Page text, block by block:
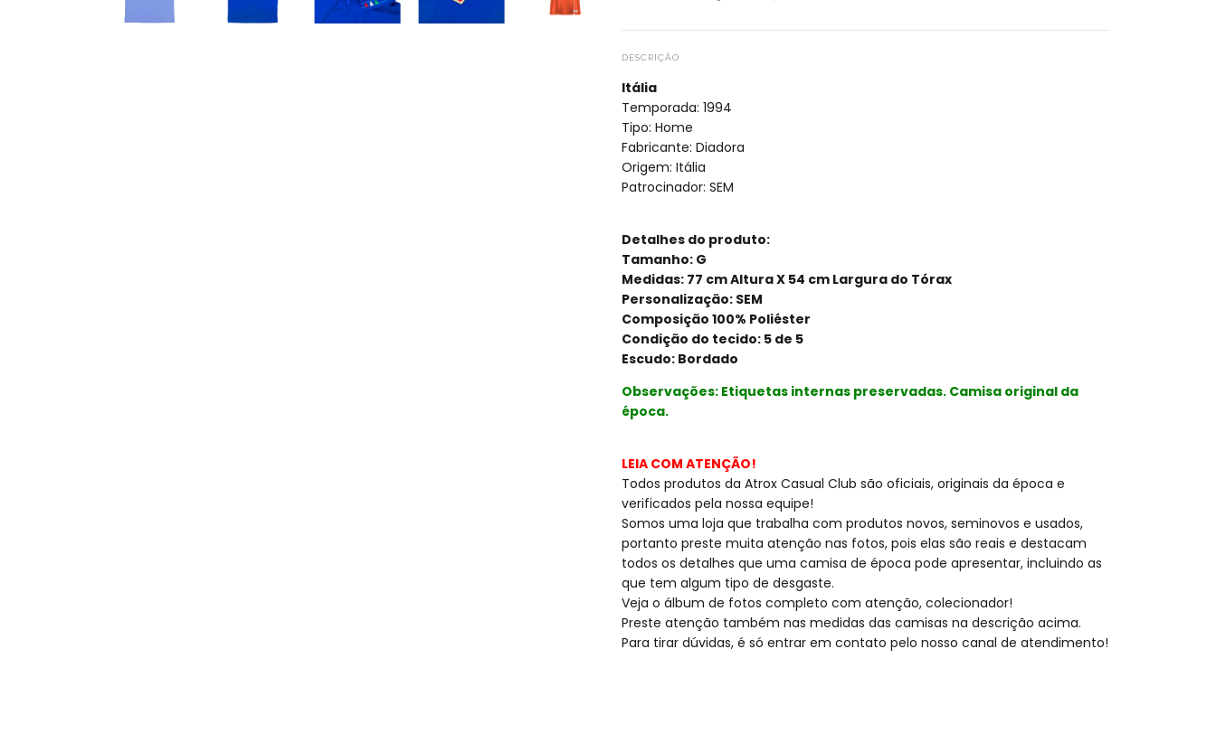
DESCRIÇÃO
Itália
Temporada: 1994
Tipo: Home
Fabricante: Diadora
Origem: Itália
Patrocinador: SEM
Detalhes do produto:
Tamanho: G
Medidas: 77 cm Altura X 54 cm Largura do Tórax
Personalização: SEM
Composição 100% Poliéster
Condição do tecido: 5 de 5
Escudo: Bordado
Observações: Etiquetas internas preservadas. Camisa original da
época.
LEIA COM ATENÇÃO!
Todos produtos da Atrox Casual Club são oficiais, originais da época e
verificados pela nossa equipe!
Somos uma loja que trabalha com produtos novos, seminovos e usados,
portanto preste muita atenção nas fotos, pois elas são reais e destacam
todos os detalhes que uma camisa de época pode apresentar, incluindo as
que tem algum tipo de desgaste.
Veja o álbum de fotos completo com atenção, colecionador!
Preste atenção também nas medidas das camisas na descrição acima.
Para tirar dúvidas, é só entrar em contato pelo nosso canal de atendimento!